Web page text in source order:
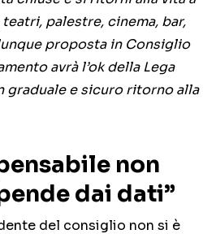
palestre, cinema, bar,
proposta in Consiglio
avrà l’ok della Lega
graduale e sicuro ritorno alla
non
dai dati”
del consiglio non si è